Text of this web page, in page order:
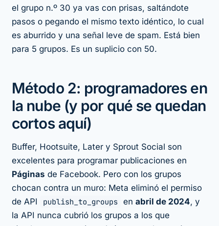
el grupo n.º 30 ya vas con prisas, saltándote
pasos o pegando el mismo texto idéntico, lo cual
es aburrido y una señal leve de spam. Está bien
para 5 grupos. Es un suplicio con 50.
Método 2: programadores en
la nube (y por qué se quedan
cortos aquí)
Buffer, Hootsuite, Later y Sprout Social son
excelentes para programar publicaciones en
Páginas de Facebook. Pero con los grupos
chocan contra un muro: Meta eliminó el permiso
de API
publish_to_groups en abril de 2024, y
la API nunca cubrió los grupos a los que